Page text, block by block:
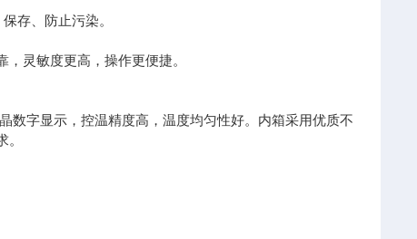
存、防止污染。
灵敏度更高，操作更便捷。
数字显示，控温精度高，温度均匀性好。内箱采用优质不